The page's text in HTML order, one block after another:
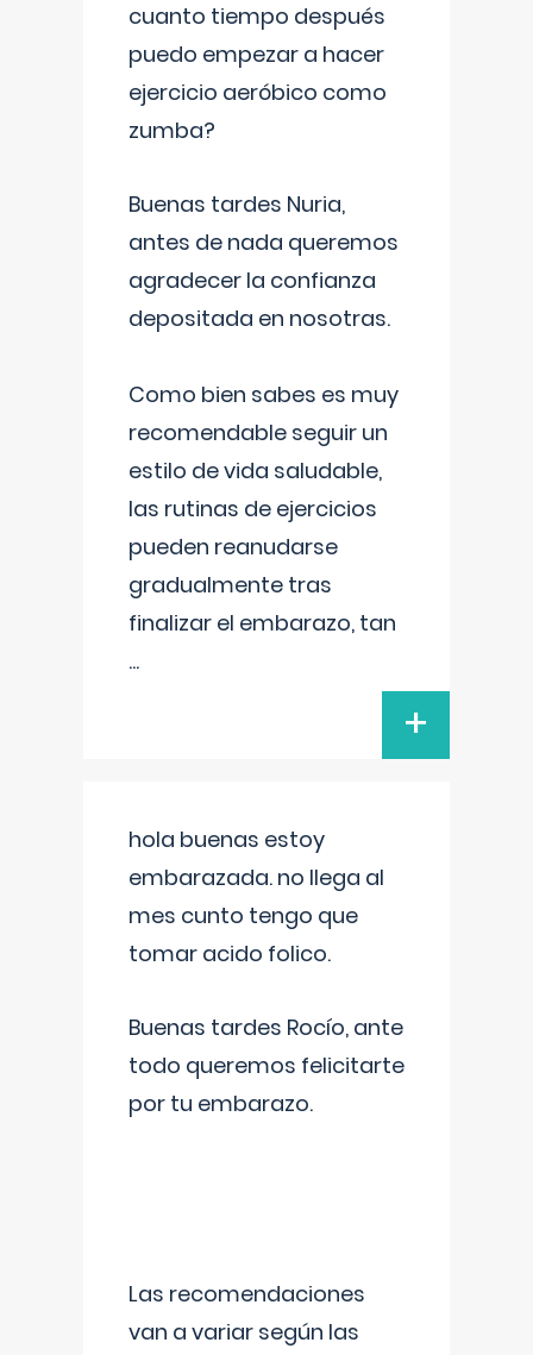
cuanto tiempo después
puedo empezar a hacer
ejercicio aeróbico como
zumba?
Buenas tardes Nuria,
antes de nada queremos
agradecer la confianza
depositada en nosotras.
Como bien sabes es muy
recomendable seguir un
estilo de vida saludable,
las rutinas de ejercicios
pueden reanudarse
gradualmente tras
finalizar el embarazo, tan
...
+
hola buenas estoy
embarazada. no llega al
mes cunto tengo que
tomar acido folico.
Buenas tardes Rocío, ante
todo queremos felicitarte
por tu embarazo.
Las recomendaciones
van a variar según las